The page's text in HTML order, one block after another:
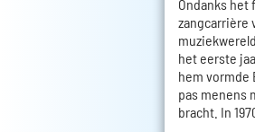
Ondanks het
zangcarrière
het eerste
hem vormde
pas menens
bracht. In